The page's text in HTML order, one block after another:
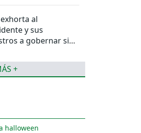
al
y sus
a gobernar sin
+